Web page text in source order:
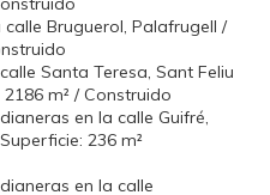
Bruguerol, Palafrugell /
Santa Teresa, Sant Feliu
m² / Construido
en la calle Guifré,
236 m²
en la calle